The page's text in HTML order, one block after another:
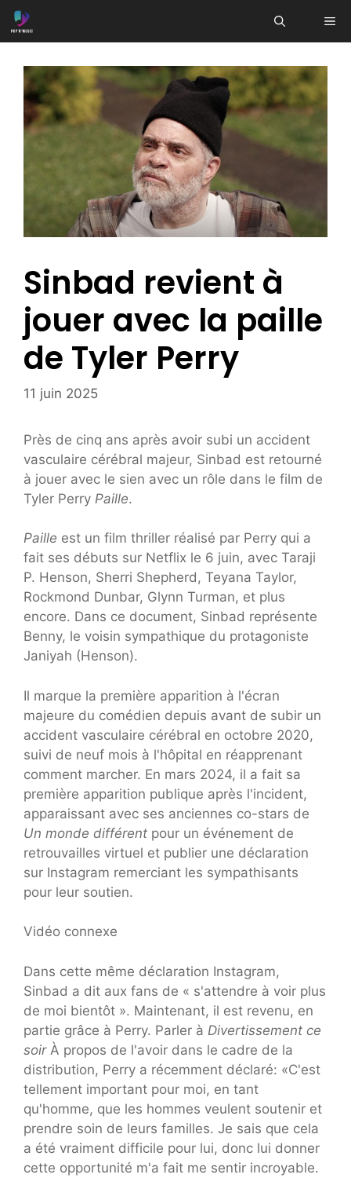
Aller
au
Sinbad revient à
jouer avec la paille
de Tyler Perry
11 juin 2025
Près de cinq ans après avoir subi un accident
vasculaire cérébral majeur, Sinbad est retourné
à jouer avec le sien avec un rôle dans le film de
Tyler Perry Paille.
Paille est un film thriller réalisé par Perry qui a
fait ses débuts sur Netflix le 6 juin, avec Taraji
P. Henson, Sherri Shepherd, Teyana Taylor,
Rockmond Dunbar, Glynn Turman, et plus
encore. Dans ce document, Sinbad représente
Benny, le voisin sympathique du protagoniste
Janiyah (Henson).
Il marque la première apparition à l'écran
majeure du comédien depuis avant de subir un
accident vasculaire cérébral en octobre 2020,
suivi de neuf mois à l'hôpital en réapprenant
comment marcher. En mars 2024, il a fait sa
première apparition publique après l'incident,
apparaissant avec ses anciennes co-stars de
Un monde différent pour un événement de
retrouvailles virtuel et publier une déclaration
sur Instagram remerciant les sympathisants
pour leur soutien.
Vidéo connexe
Dans cette même déclaration Instagram,
Sinbad a dit aux fans de « s'attendre à voir plus
de moi bientôt ». Maintenant, il est revenu, en
partie grâce à Perry. Parler à Divertissement ce
soirÀ propos de l'avoir dans le cadre de la
distribution, Perry a récemment déclaré: «C'est
tellement important pour moi, en tant
qu'homme, que les hommes veulent soutenir et
prendre soin de leurs familles. Je sais que cela
a été vraiment difficile pour lui, donc lui donner
cette opportunité m'a fait me sentir incroyable.